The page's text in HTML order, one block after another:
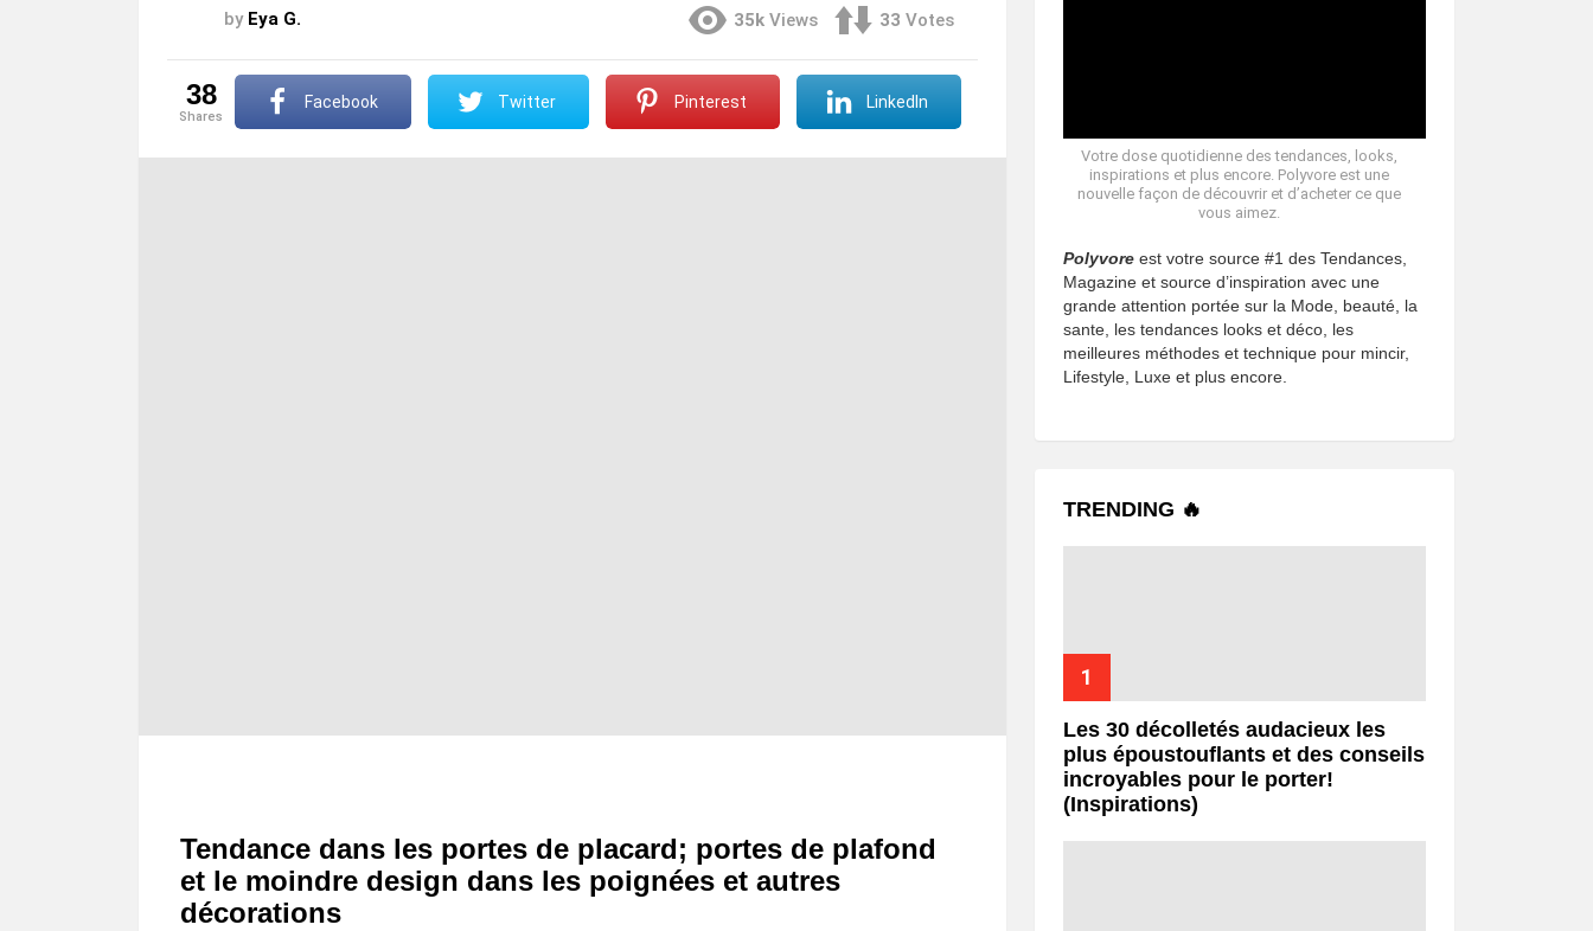
by Eya G. 35k Views 33 Votes
38
shares
Facebook Twitter Pinterest LinkedIn
Tendance dans les portes de placard; portes de plafond
et le moindre design dans les poignées et autres
décorations
Votre dose quotidienne des tendances, looks,
inspirations et plus encore. Polyvore est une
nouvelle façon de découvrir et d’acheter ce que
vous aimez.
Polyvore est votre source #1 des Tendances,
Magazine et source d’inspiration avec une
grande attention portée sur la Mode, beauté, la
sante, les tendances looks et déco, les
meilleures méthodes et technique pour mincir,
Lifestyle, Luxe et plus encore.
TRENDING 🔥
Les 30 décolletés audacieux les
plus époustouflants et des conseils
incroyables pour le porter!
(Inspirations)